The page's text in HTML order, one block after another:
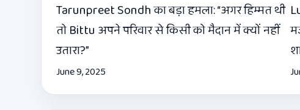
Tarunpreet Sondh का बड़ा हमला: “अगर हिम्मत थी
तो Bittu अपने परिवार से किसी को मैदान में क्यों नहीं
उतारा?”
June 9, 2025